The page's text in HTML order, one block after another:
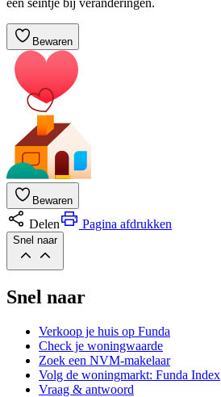
Bewaren
Bewaren
Delen Pagina afdrukken
Snel naar
Snel naar
Verkoop je huis op Funda
Check je woningwaarde
Zoek een NVM-makelaar
Volg de woningmarkt: Funda Index
Vraag & antwoord